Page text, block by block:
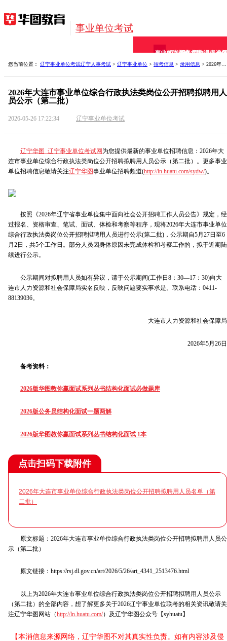
事业单位考试
事业单位考试
招考信息报考指导网校课程备考资料
全
您当前位置： 辽宁事业单位考试辽宁人事考试 > 辽宁事业单位 > 招考信息 > 录用信息 > 2026年大连市事业单位综合行政执法类岗位公开招聘拟
2026年大连市事业单位综合行政执法类岗位公开招聘拟聘用人
员公示（第二批）
2026-05-26 17:22:34 辽宁事业单位考试
辽宁华图_辽宁事业单位考试网为您提供最新的事业单位招聘信息：2026年大
连市事业单位综合行政执法类岗位公开招聘拟聘用人员公示（第二批）。更多事业
单位招聘信息敬请关注辽宁华图事业单位招聘频道(http://ln.huatu.com/sydw/)。
按照《2026年辽宁省事业单位集中面向社会公开招聘工作人员公告》规定，经
过报名、资格审查、笔试、面试、体检和考察等程序，现将2026年大连市事业单位
综合行政执法类岗位公开招聘拟聘用人员进行公示(第二批)，公示期自5月27日至6
月2日，共5个工作日。部分人员因身体原因未完成体检和考察工作的，拟于近期陆
续进行公示。
公示期间对拟聘用人员如有异议，请于公示期间(工作日8：30—17：30)向大
连市人力资源和社会保障局实名反映，反映问题要实事求是。联系电话：0411-
88139036。
大连市人力资源和社会保障局
2026年5月26日
备考资料：
2026版华图教你赢面试系列丛书结构化面试必做题库
2026版公务员结构化面试一题两解
2026版华图教你赢面试系列丛书结构化面试 1本
点击扫码下载附件
2026年大连市事业单位综合行政执法类岗位公开招聘拟聘用人员名单（第
二批）
原文标题：2026年大连市事业单位综合行政执法类岗位公开招聘拟聘用人员公
示（第二批）
原文链接：https://rsj.dl.gov.cn/art/2026/5/26/art_4341_2513476.html
以上为2026年大连市事业单位综合行政执法类岗位公开招聘拟聘用人员公示
（第二批）的全部内容，想了解更多关于2026辽宁事业单位联考的相关资讯敬请关
注辽宁华图网站（http://ln.huatu.com/）及辽宁华图公众号【syhuatu】
【本消信息来源网络，辽宁华图不对其真实性负责。如有内容涉及侵